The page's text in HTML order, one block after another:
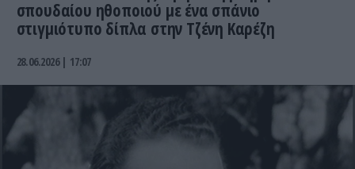
σπουδαίου ηθοποιού με ένα σπάνιο
στιγμιότυπο δίπλα στην Τζένη Καρέζη
28.06.2026 | 17:07